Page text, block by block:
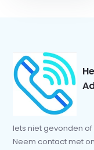
Iets niet gevonden
Neem contact met